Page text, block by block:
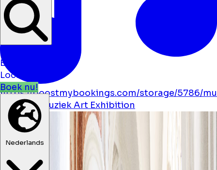
Nieuws
Evenementen
Locaties
Boek nu!
Nederlands
https://boostmybookings.com/storage/5786/
solid.svg
MuziekArt Exhibition